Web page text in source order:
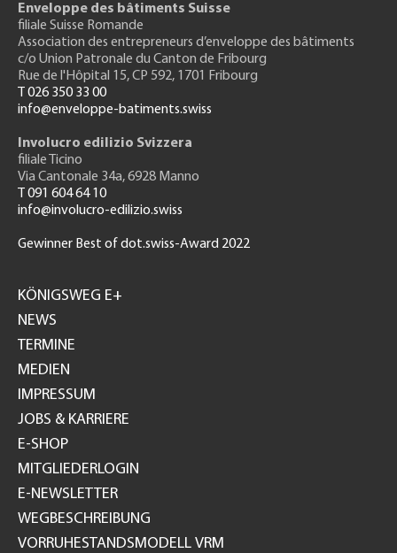
Enveloppe des bâtiments Suisse
filiale Suisse Romande
Association des entrepreneurs d’enveloppe des bâtiments
c/o Union Patronale du Canton de Fribourg
Rue de l'Hôpital 15, CP 592, 1701 Fribourg
T 026 350 33 00
info@enveloppe-batiments.swiss
Involucro edilizio Svizzera
filiale Ticino
Via Cantonale 34a, 6928 Manno
T 091 604 64 10
info@involucro-edilizio.swiss
Gewinner Best of dot.swiss-Award 2022
GH
KÖNIGSWEG E+
NEWS
TERMINE
MEDIEN
IMPRESSUM
JOBS & KARRIERE
E-SHOP
MITGLIEDERLOGIN
E-NEWSLETTER
WEGBESCHREIBUNG
VORRUHESTANDSMODELL VRM